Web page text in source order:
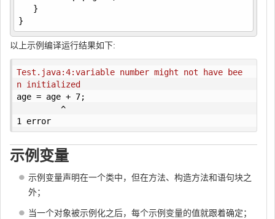
}
}
以上示例编译运行结果如下:
Test.java:4:variable number might not have bee
n initialized
age = age + 7;
^
1 error
示例变量
示例变量声明在一个类中，但在方法、构造方法和语句块之
外；
当一个对象被示例化之后，每个示例变量的值就跟着确定；